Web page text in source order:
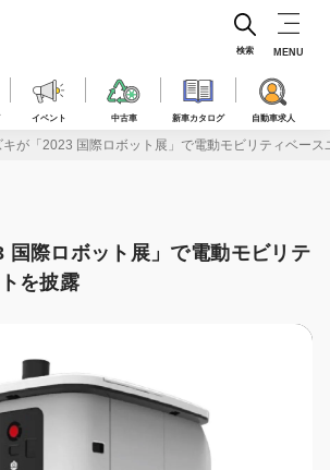
イベント 中古車 新車カタログ 自動車求人
検索 MENU
キが「2023 国際ロボット展」で電動モビリティベース
国際ロボット展」で電動モビリテ
を披露